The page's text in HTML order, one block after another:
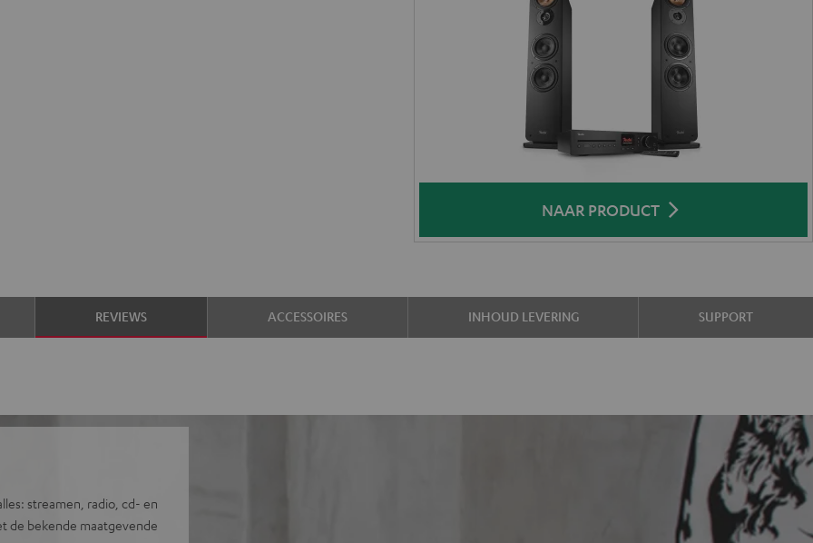
NAAR PRODUCT
REVIEWS ACCESSOIRES INHOUD LEVERING SUPPORT
streamen, radio, cd- en
de bekende maatgevende